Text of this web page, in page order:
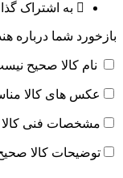
به اشتراک
بازخورد شما درباره
نام کالا صحیح
عکس های کالا
مشخصات فنی
توضیحات کالا